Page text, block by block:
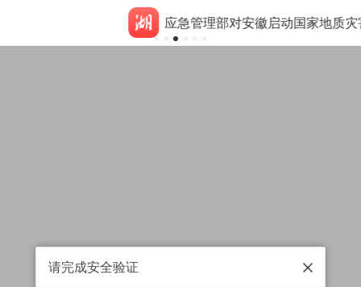
应急管理部对安徽启动国家地质灾害四级应急响应
请完成安全验证